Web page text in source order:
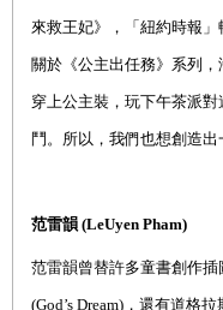
來救王妃》，「紐約時報」
關於《公主出任務》系列
穿上公主裝，玩下午茶派
鬥。所以，我們也想創造出
范雷韻 (LeUyen Pham)
范雷韻曾替許多童書創作插
(God’s Dream) ，還有道格拉